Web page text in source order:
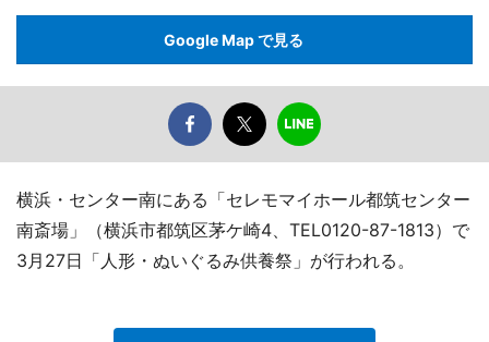
Google Map で見る
横浜・センター南にある「セレモマイホール都筑センター
南斎場」（横浜市都筑区茅ケ崎4、TEL0120-87-1813）で
3月27日「人形・ぬいぐるみ供養祭」が行われる。